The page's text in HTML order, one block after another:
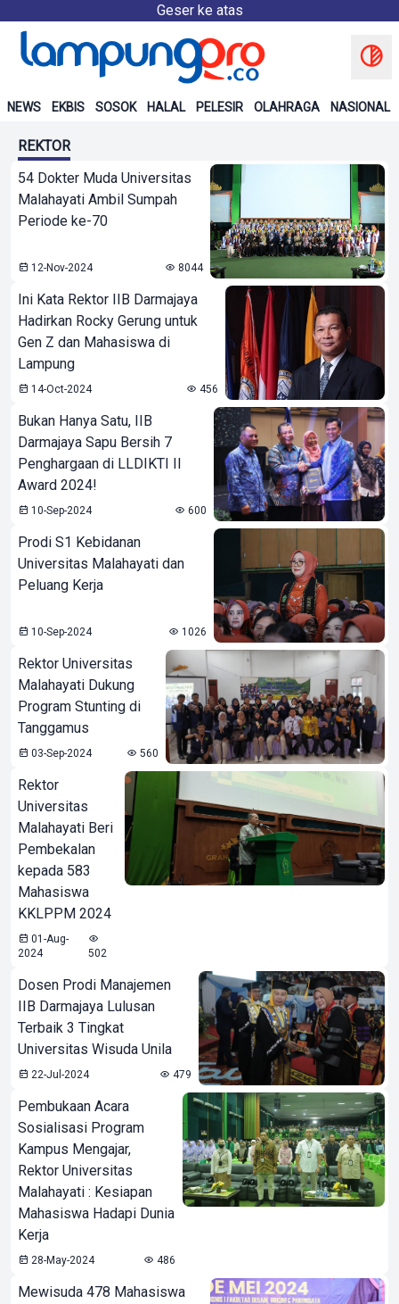
Geser ke atas
NEWS EKBIS SOSOK HALAL PELESIR OLAHRAGA NASIONAL
REKTOR
54 Dokter Muda Universitas
Malahayati Ambil Sumpah
Periode ke-70
12-Nov-2024 8044
Ini Kata Rektor IIB Darmajaya
Hadirkan Rocky Gerung untuk
Gen Z dan Mahasiswa di
Lampung
14-Oct-2024 456
Bukan Hanya Satu, IIB
Darmajaya Sapu Bersih 7
Penghargaan di LLDIKTI II
Award 2024!
10-Sep-2024 600
Prodi S1 Kebidanan
Universitas Malahayati dan
Peluang Kerja
10-Sep-2024 1026
Rektor Universitas
Malahayati Dukung
Program Stunting di
Tanggamus
03-Sep-2024 560
Rektor
Universitas
Malahayati Beri
Pembekalan
kepada 583
Mahasiswa
KKLPPM 2024
01-Aug-
2024
502
Dosen Prodi Manajemen
IIB Darmajaya Lulusan
Terbaik 3 Tingkat
Universitas Wisuda Unila
22-Jul-2024 479
Pembukaan Acara
Sosialisasi Program
Kampus Mengajar,
Rektor Universitas
Malahayati : Kesiapan
Mahasiswa Hadapi Dunia
Kerja
28-May-2024 486
Mewisuda 478 Mahasiswa